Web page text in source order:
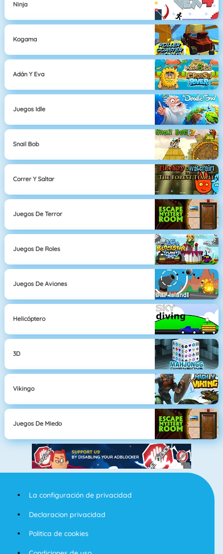
Ninja
Kogama
Adán Y Eva
Juegos Idle
Snail Bob
Correr Y Saltar
Juegos De Terror
Juegos De Roles
Juegos De Aviones
Helicóptero
3D
Vikingo
Juegos De Miedo
La configuración de privacidad
Declaracion privacidad
Politica de cookies